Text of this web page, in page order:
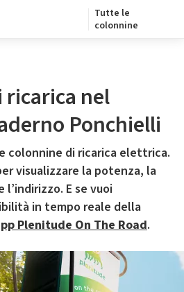
Tutte le
colonnine
nel
Ponchielli
colonnine di ricarica elettrica.
visualizzare la potenza, la
E se vuoi
in tempo reale della
Plenitude On The Road.